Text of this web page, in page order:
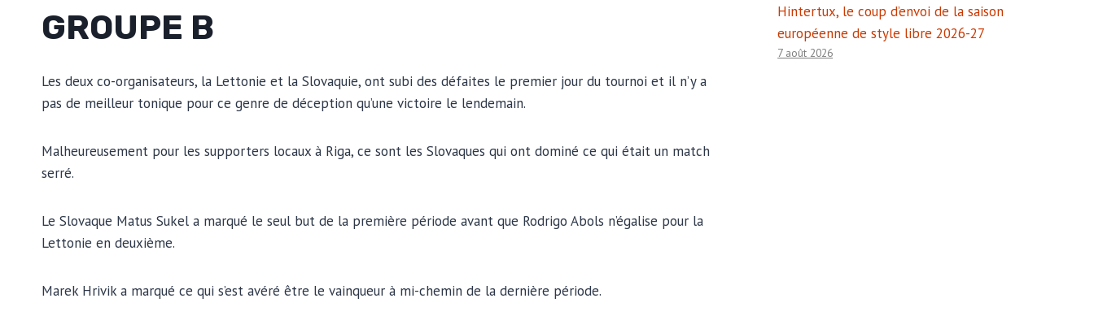
GROUPE B
Les deux co-organisateurs, la Lettonie et la Slovaquie, ont subi des défaites le premier jour du tournoi et il n’y a
pas de meilleur tonique pour ce genre de déception qu’une victoire le lendemain.
Malheureusement pour les supporters locaux à Riga, ce sont les Slovaques qui ont dominé ce qui était un match
serré.
Le Slovaque Matus Sukel a marqué le seul but de la première période avant que Rodrigo Abols n’égalise pour la
Lettonie en deuxième.
Marek Hrivik a marqué ce qui s’est avéré être le vainqueur à mi-chemin de la dernière période.
Hintertux, le coup d’envoi de la saison
européenne de style libre 2026-27
7 août 2026